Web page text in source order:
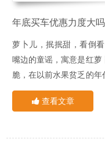
克（邮储信用卡客户）
代驾权益（邮储白金信
享单次最高8公里代驾
7.5元看电影5折享美食5
员。三分膜七分贴，技
质量。
时，拥有专业的隔热膜
膜和隐形车衣的优劣。
年底买车优惠力度大
萝卜儿，抿抿甜，看倒
嘴边的童谣，寓意是红萝
脆，在以前水果贫乏的年
也是预示着即将过年。算
每到年底就有买年货这一说
在经济发展越来越好的今
己辛勤劳动的这一年，
查看文章